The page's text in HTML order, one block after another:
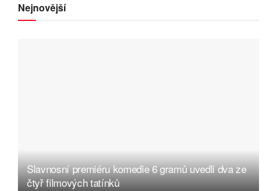
Nejnovější
Slavnosní premiéru komedie 6 gramů uvedli dva ze
čtyř filmových tatínků